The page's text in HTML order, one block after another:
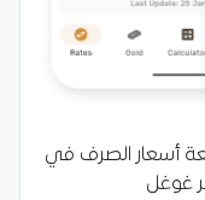
أسعار الصرف في
غوغل